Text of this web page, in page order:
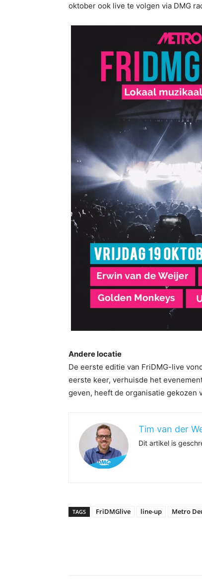
oktober ook live te volgen via DMG
Andere locatie
De eerste editie van FriDMG-live
eerste keer, verhuisde het
geven, heeft de organisatie gekozen
Tim van der
Dit artikel is
TAGS FriDMGlive line-up Metro